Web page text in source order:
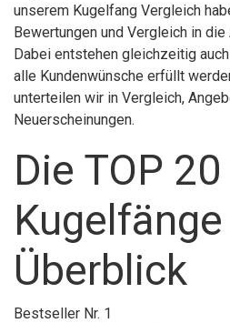
unserem Kugelfang Vergleich
Bewertungen und Vergleich in
Dabei entstehen gleichzeitig
alle Kundenwünsche erfüllt
unterteilen wir in Vergleich,
Neuerscheinungen.
Die TOP 20
Überblick
Bestseller Nr. 1